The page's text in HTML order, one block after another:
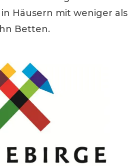
Häusern mit weniger als
Betten.